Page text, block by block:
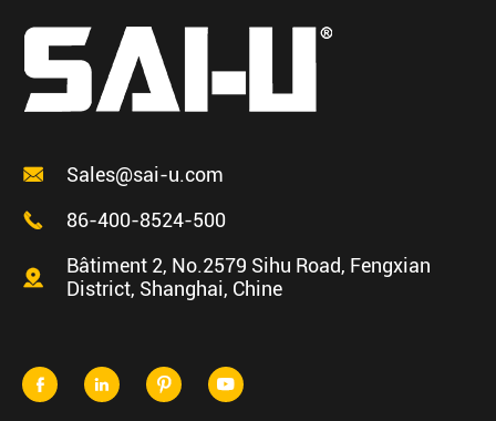

Sales@sai-u.com

86-400-8524-500

Bâtiment 2, No.2579 Sihu Road, Fengxian
District, Shanghai, Chine
   